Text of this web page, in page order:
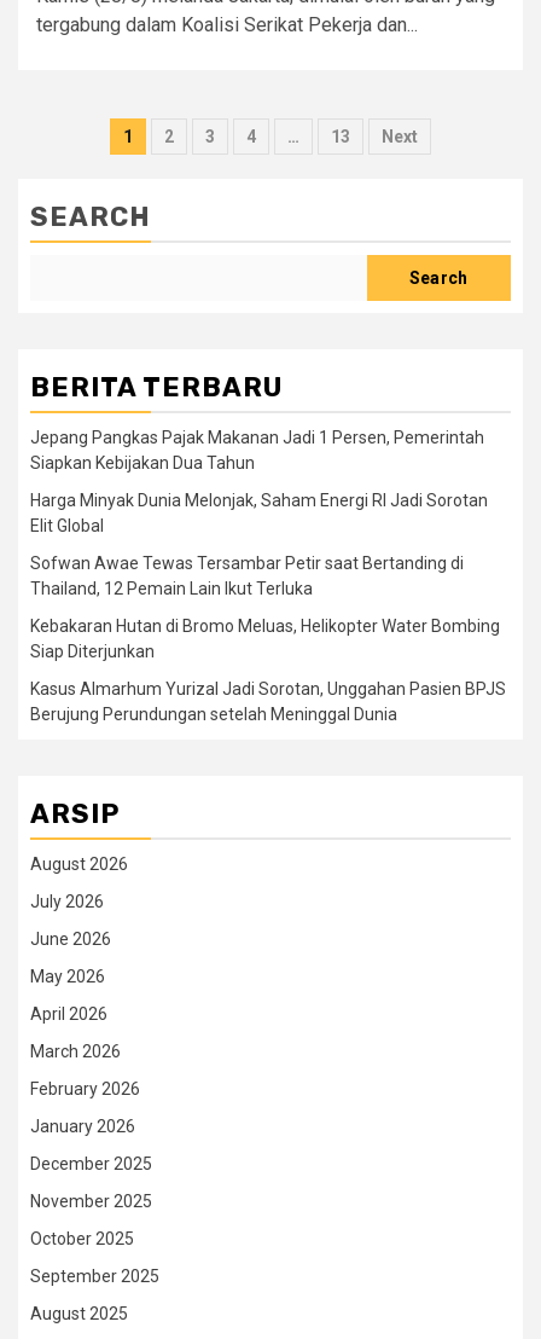
tergabung dalam Koalisi Serikat Pekerja dan...
Posts
1 2 3 4 … 13 Next
SEARCH
Search
BERITA TERBARU
Jepang Pangkas Pajak Makanan Jadi 1 Persen, Pemerintah
Siapkan Kebijakan Dua Tahun
Harga Minyak Dunia Melonjak, Saham Energi RI Jadi Sorotan
Elit Global
Sofwan Awae Tewas Tersambar Petir saat Bertanding di
Thailand, 12 Pemain Lain Ikut Terluka
Kebakaran Hutan di Bromo Meluas, Helikopter Water Bombing
Siap Diterjunkan
Kasus Almarhum Yurizal Jadi Sorotan, Unggahan Pasien BPJS
Berujung Perundungan setelah Meninggal Dunia
ARSIP
August 2026
July 2026
June 2026
May 2026
April 2026
March 2026
February 2026
January 2026
December 2025
November 2025
October 2025
September 2025
August 2025